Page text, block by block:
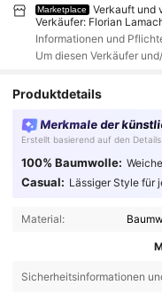
Marketplace
Verkauft und
Verkäufer: Florian
Informationen und
Um diesen Verkäufer
Produktdetails
Merkmale der
Erstellt basierend auf den Details
100% Baumwolle:
Casual: Lässiger Style für
Material:
Sicherheitsinformationen